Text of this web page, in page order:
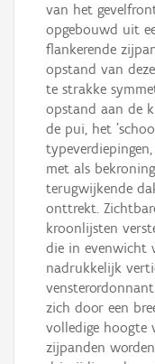
van het
opgebouwd uit
flankerende
opstand van
te strakke
opstand aan de
de pui, het
met als
terugwijkende
onttrekt.
kroonlijsten
die in evenwicht
nadrukkelijk
zich door een
volledige hoogte
zijpanden